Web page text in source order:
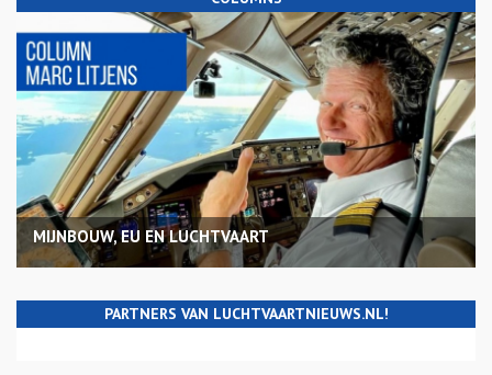
MIJNBOUW, EU EN LUCHTVAART
PARTNERS VAN LUCHTVAARTNIEUWS.NL!